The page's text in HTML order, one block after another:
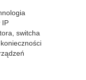
IP
switcha